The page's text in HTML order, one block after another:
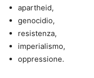
apartheid,
genocidio,
resistenza,
imperialismo,
oppressione.